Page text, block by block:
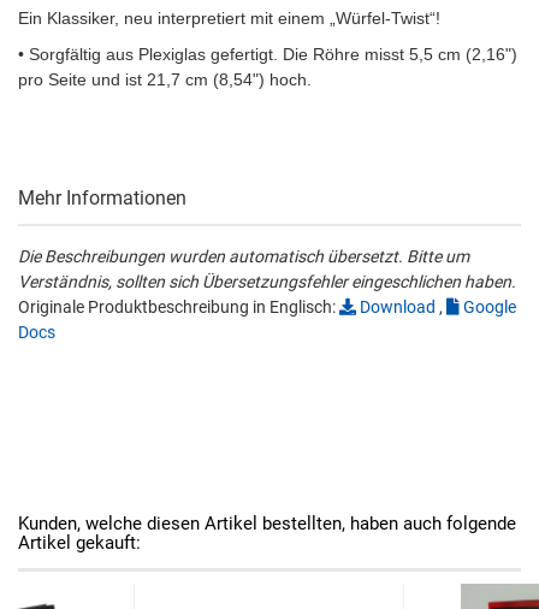
Ein Klassiker, neu interpretiert mit einem „Würfel-Twist“!
• Sorgfältig aus Plexiglas gefertigt. Die Röhre misst 5,5 cm (2,16")
pro Seite und ist 21,7 cm (8,54") hoch.
Mehr Informationen
Die Beschreibungen wurden automatisch übersetzt. Bitte um
Verständnis, sollten sich Übersetzungsfehler eingeschlichen haben.
Originale Produktbeschreibung in Englisch:
Download ,
Google
Docs
Kunden, welche diesen Artikel bestellten, haben auch folgende
Artikel gekauft: